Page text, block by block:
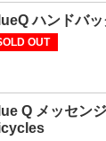
ハンドバ
OUT
Q メッセン